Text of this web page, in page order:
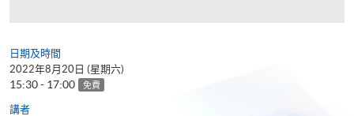
日期及時間
2022年8月20日 (星期六)
15:30 - 17:00 免費
講者